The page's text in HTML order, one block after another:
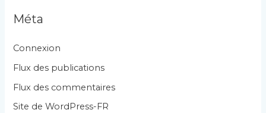
g
r
i
e
Méta
Connexion
Flux des publications
Flux des commentaires
Site de WordPress-FR